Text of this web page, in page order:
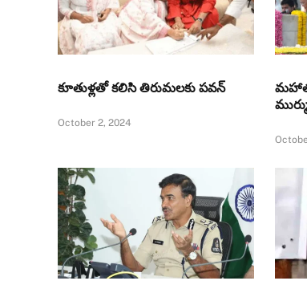
కూతుళ్ల‌తో క‌లిసి తిరుమ‌లకు పవన్‌
October 2, 2024